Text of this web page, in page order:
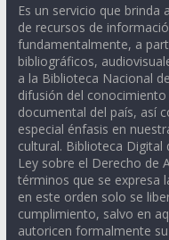
Es un servicio que
de recursos de
fundamentalmente, a
bibliográficos,
a la Biblioteca Nacional
difusión del
documental del país, así
especial énfasis en
cultural. Biblioteca Digital
Ley sobre el Derecho de
términos que se expresa
en este orden solo se
cumplimiento, salvo en
autoricen formalmente